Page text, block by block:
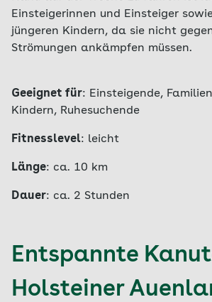
Einsteigerinnen und Einsteiger
jüngeren Kindern, da sie nicht
Strömungen ankämpfen müssen.
Geeignet für: Einsteigende,
Kindern, Ruhesuchende
Fitnesslevel: leicht
Länge: ca. 10 km
Dauer: ca. 2 Stunden
Entspannte
Holsteiner